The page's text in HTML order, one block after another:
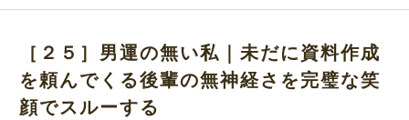
る
［２５］男運の無い私｜未だに資料作成
を頼んでくる後輩の無神経さを完璧な笑
顔でスルーする